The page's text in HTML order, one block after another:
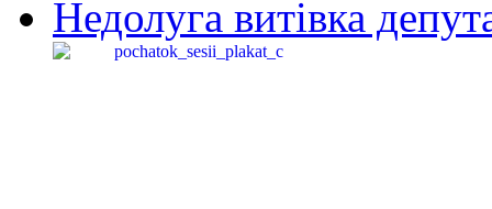
Недолуга витівка